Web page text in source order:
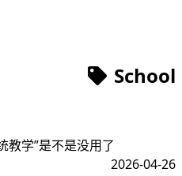
School
教学”是不是没用了
2026-04-26